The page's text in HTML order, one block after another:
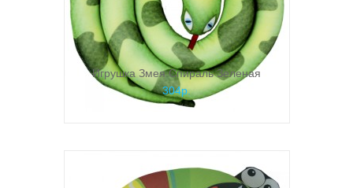
Игрушка Змея Спираль Зеленая
304р.